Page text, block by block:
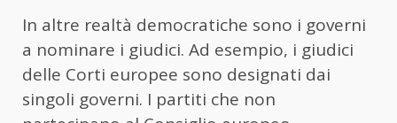
In altre realtà democratiche sono i governi
a nominare i giudici. Ad esempio, i giudici
delle Corti europee sono designati dai
singoli governi. I partiti che non